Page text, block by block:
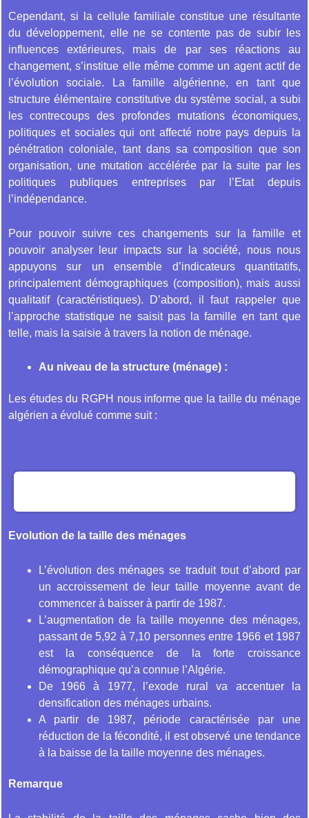
Cependant, si la cellule familiale constitue une résultante
du développement, elle ne se contente pas de subir les
influences extérieures, mais de par ses réactions au
changement, s’institue elle même comme un agent actif de
l’évolution sociale. La famille algérienne, en tant que
structure élémentaire constitutive du système social, a subi
les contrecoups des profondes mutations économiques,
politiques et sociales qui ont affecté notre pays depuis la
pénétration coloniale, tant dans sa composition que son
organisation, une mutation accélérée par la suite par les
politiques publiques entreprises par l’Etat depuis
l’indépendance.
Pour pouvoir suivre ces changements sur la famille et
pouvoir analyser leur impacts sur la société, nous nous
appuyons sur un ensemble d’indicateurs quantitatifs,
principalement démographiques (composition), mais aussi
qualitatif (caractéristiques). D’abord, il faut rappeler que
l’approche statistique ne saisit pas la famille en tant que
telle, mais la saisie à travers la notion de ménage.
Au niveau de la structure (ménage) :
Les études du RGPH nous informe que la taille du ménage
algérien a évolué comme suit :
Evolution de la taille des ménages
L’évolution des ménages se traduit tout d’abord par
un accroissement de leur taille moyenne avant de
commencer à baisser à partir de 1987.
L’augmentation de la taille moyenne des ménages,
passant de 5,92 à 7,10 personnes entre 1966 et 1987
est la conséquence de la forte croissance
démographique qu’a connue l’Algérie.
De 1966 à 1977, l’exode rural va accentuer la
densification des ménages urbains.
A partir de 1987, période caractérisée par une
réduction de la fécondité, il est observé une tendance
à la baisse de la taille moyenne des ménages.
Remarque